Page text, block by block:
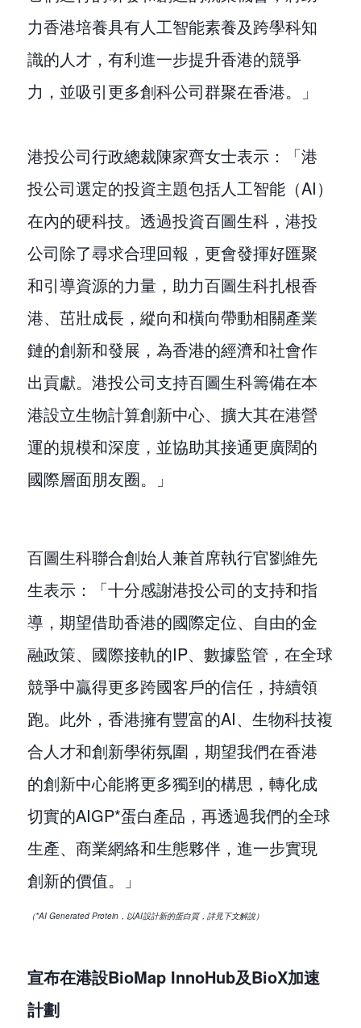
力香港培養具有人工智能素養及跨學科知
識的人才，有利進一步提升香港的競爭
力，並吸引更多創科公司群聚在香港。」
港投公司行政總裁陳家齊女士表示：「港
投公司選定的投資主題包括人工智能（AI）
在內的硬科技。透過投資百圖生科，港投
公司除了尋求合理回報，更會發揮好匯聚
和引導資源的力量，助力百圖生科扎根香
港、茁壯成長，縱向和橫向帶動相關產業
鏈的創新和發展，為香港的經濟和社會作
出貢獻。港投公司支持百圖生科籌備在本
港設立生物計算創新中心、擴大其在港營
運的規模和深度，並協助其接通更廣闊的
國際層面朋友圈。」
百圖生科聯合創始人兼首席執行官劉維先
生表示：「十分感謝港投公司的支持和指
導，期望借助香港的國際定位、自由的金
融政策、國際接軌的IP、數據監管，在全球
競爭中贏得更多跨國客戶的信任，持續領
跑。此外，香港擁有豐富的AI、生物科技複
合人才和創新學術氛圍，期望我們在香港
的創新中心能將更多獨到的構思，轉化成
切實的AIGP*蛋白產品，再透過我們的全球
生產、商業網絡和生態夥伴，進一步實現
創新的價值。」
（*AI Generated Protein，以AI設計新的蛋白質，詳見下文解說）
宣布在港設BioMap InnoHub及BioX加速
計劃